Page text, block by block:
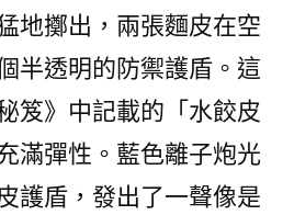
地擲出，兩張麵皮在空
半透明的防禦護盾。這
笈》中記載的「水餃皮
滿彈性。藍色離子炮光
護盾，發出了一聲像是